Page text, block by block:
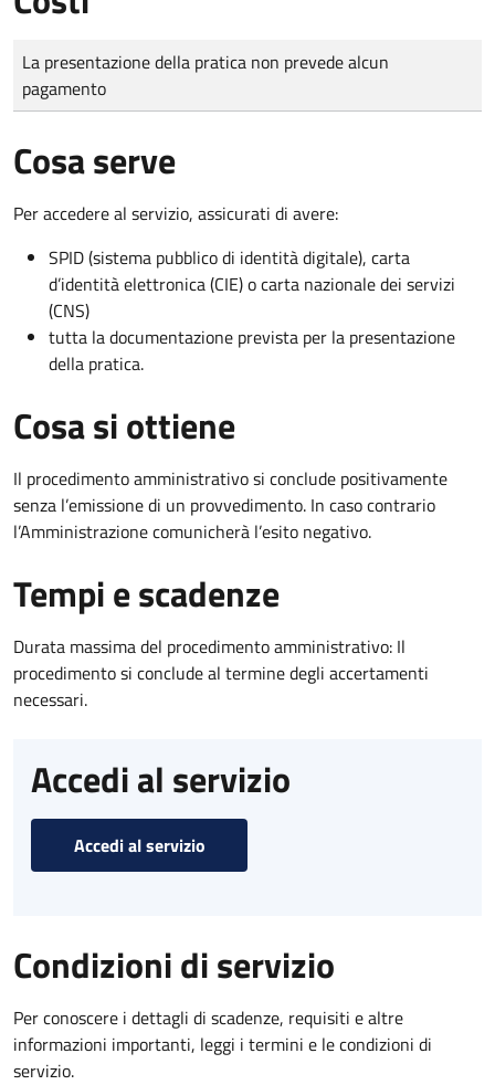
Tipo di pagamento
Importo
La presentazione della pratica non prevede alcun
pagamento
Cosa serve
Per accedere al servizio, assicurati di avere:
SPID (sistema pubblico di identità digitale), carta
d’identità elettronica (CIE) o carta nazionale dei servizi
(CNS)
tutta la documentazione prevista per la presentazione
della pratica.
Cosa si ottiene
Il procedimento amministrativo si conclude positivamente
senza l’emissione di un provvedimento. In caso contrario
l’Amministrazione comunicherà l’esito negativo.
Tempi e scadenze
Durata massima del procedimento amministrativo: Il
procedimento si conclude al termine degli accertamenti
necessari.
Accedi al servizio
Accedi al servizio
Condizioni di servizio
Per conoscere i dettagli di scadenze, requisiti e altre
informazioni importanti, leggi i termini e le condizioni di
servizio.